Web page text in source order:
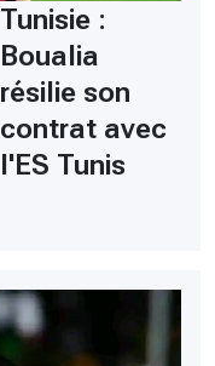
Tunisie :
Boualia
résilie son
contrat avec
l'ES Tunis